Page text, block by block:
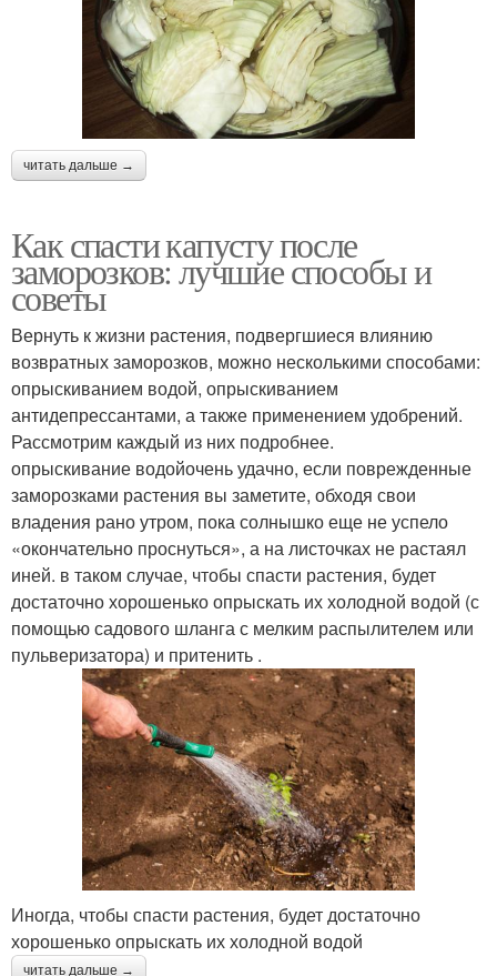
читать дальше →
Как спасти капусту после
заморозков: лучшие способы и
советы
Вернуть к жизни растения, подвергшиеся влиянию
возвратных заморозков, можно несколькими способами:
опрыскиванием водой, опрыскиванием
антидепрессантами, а также применением удобрений.
Рассмотрим каждый из них подробнее.
опрыскивание водойочень удачно, если поврежденные
заморозками растения вы заметите, обходя свои
владения рано утром, пока солнышко еще не успело
«окончательно проснуться», а на листочках не растаял
иней. в таком случае, чтобы спасти растения, будет
достаточно хорошенько опрыскать их холодной водой (с
помощью садового шланга с мелким распылителем или
пульверизатора) и притенить .
Иногда, чтобы спасти растения, будет достаточно
хорошенько опрыскать их холодной водой
читать дальше →